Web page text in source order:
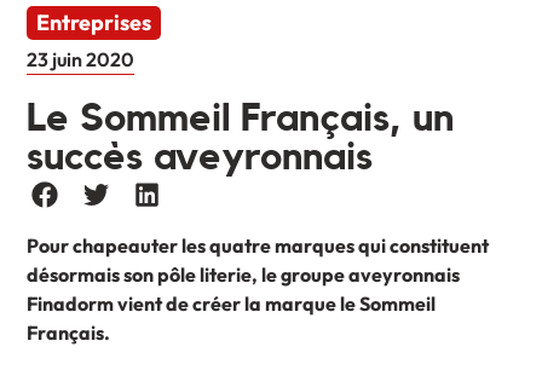
Entreprises
23 juin 2020
Le Sommeil Français, un
succès aveyronnais
Pour chapeauter les quatre marques qui constituent
désormais son pôle literie, le groupe aveyronnais
Finadorm vient de créer la marque le Sommeil
Français.